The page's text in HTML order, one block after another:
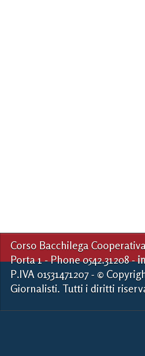
Corso Bacchilega
Porta 1 - Phone 0542.31208 -
P.IVA 01531471207 - ©
Giornalisti. Tutti i diritti